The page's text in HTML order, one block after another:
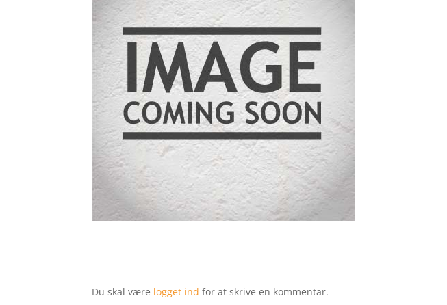
Du skal være logget ind for at skrive en kommentar.